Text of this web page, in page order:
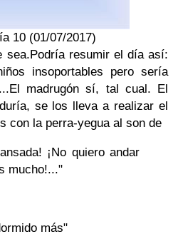
10 (01/07/2017)
sea.Podría resumir el día así:
insoportables pero sería
madrugón sí, tal cual. El
se los lleva a realizar el
con la perra-yegua al son de
¡No quiero andar
mucho!..."
más"